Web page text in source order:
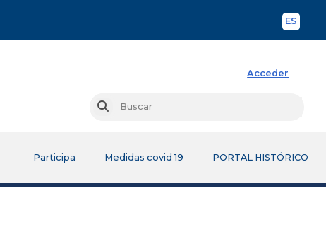
ES
Acceder
Buscar
Participa Medidas covid 19 PORTAL HISTÓRICO